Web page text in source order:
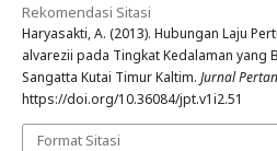
Rekomendasi Sitasi
Haryasakti, A. (2013). Hubungan Laju
alvarezii pada Tingkat Kedalaman yang
Sangatta Kutai Timur Kaltim. Jurnal
https://doi.org/10.36084/jpt.v1i2.51
Format Sitasi